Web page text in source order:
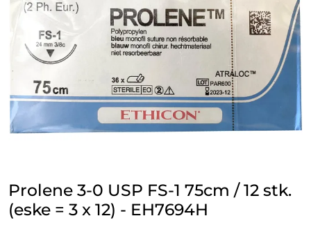
Prolene 3-0 USP FS-1 75cm / 12 stk.
(eske = 3 x 12) - EH7694H
Instrumenter
Klinikkutstyr
Produksjonsdyr
Smådyr
Tilbudsvarer